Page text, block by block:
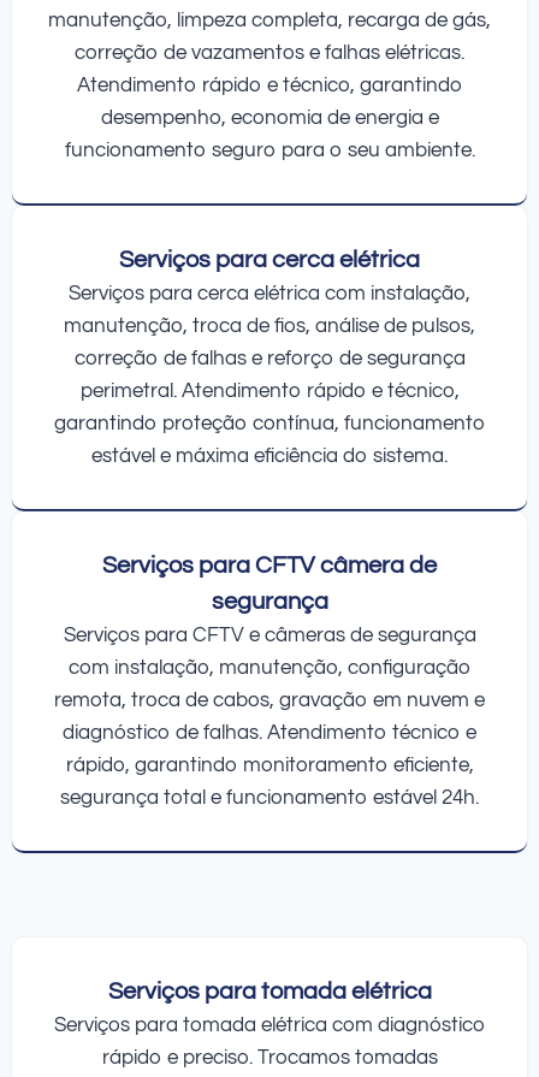
manutenção, limpeza completa, recarga de gás,
correção de vazamentos e falhas elétricas.
Atendimento rápido e técnico, garantindo
desempenho, economia de energia e
funcionamento seguro para o seu ambiente.
Serviços para cerca elétrica
Serviços para cerca elétrica com instalação,
manutenção, troca de fios, análise de pulsos,
correção de falhas e reforço de segurança
perimetral. Atendimento rápido e técnico,
garantindo proteção contínua, funcionamento
estável e máxima eficiência do sistema.
Serviços para CFTV câmera de
segurança
Serviços para CFTV e câmeras de segurança
com instalação, manutenção, configuração
remota, troca de cabos, gravação em nuvem e
diagnóstico de falhas. Atendimento técnico e
rápido, garantindo monitoramento eficiente,
segurança total e funcionamento estável 24h.
Serviços para tomada elétrica
Serviços para tomada elétrica com diagnóstico
rápido e preciso. Trocamos tomadas